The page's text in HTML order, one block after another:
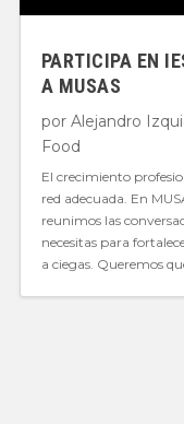
PARTICIPA EN
A MUSAS
por Alejandro
Food
El crecimiento
red adecuada. En
reunimos las
necesitas para
a ciegas. Queremos